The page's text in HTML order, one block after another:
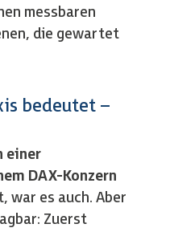
messbaren
die gewartet
bedeutet –
einer
DAX-Konzern
war es auch. Aber
Zuerst